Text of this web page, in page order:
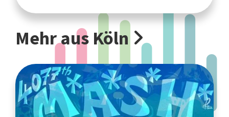
Mehr aus Köln